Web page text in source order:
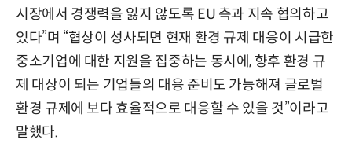
시장에서 경쟁력을 잃지 않도록 EU 측과 지속 협의하고
있다”며 “협상이 성사되면 현재 환경 규제 대응이 시급한
중소기업에 대한 지원을 집중하는 동시에, 향후 환경 규
제 대상이 되는 기업들의 대응 준비도 가능해져 글로벌
환경 규제에 보다 효율적으로 대응할 수 있을 것”이라고
말했다.